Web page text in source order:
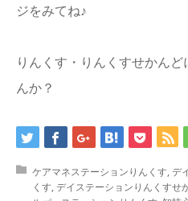
ジをみてね♪
りんくす・りんくすせかん
んか？
ケアマネステーションりんくす,デ
くす,デイステーションりんくすせ